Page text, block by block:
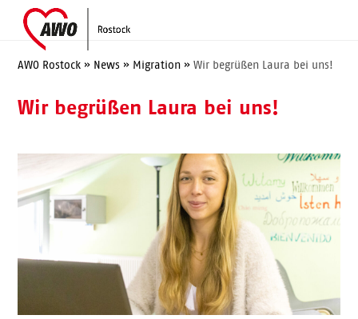
content
Open
mobile
menu
Close
mobile
menu
AWO Rostock » News » Migration »Wir begrüßen Laura bei uns!
Wir begrüßen Laura bei uns!